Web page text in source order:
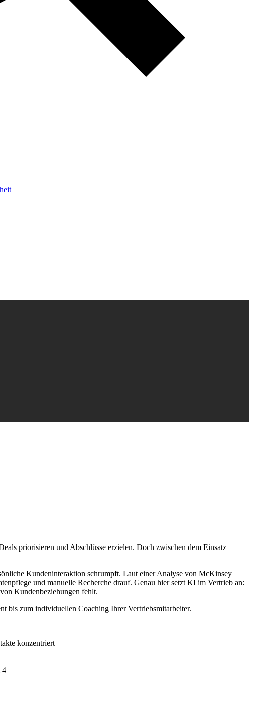
priorisieren und Abschlüsse erzielen. Doch zwischen dem Einsatz
Kundeninteraktion schrumpft. Laut einer Analyse von McKinsey
und manuelle Recherche drauf. Genau hier setzt KI im Vertrieb an:
Kundenbeziehungen fehlt.
bis zum individuellen Coaching Ihrer Vertriebsmitarbeiter.
konzentriert
4